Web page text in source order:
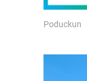
Poduckun